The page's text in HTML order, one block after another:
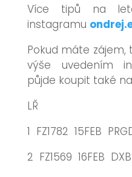
Více tipů na
instagramu
Pokud máte
výše uvedením
půjde koupit také
LŘ
1 FZ1782 15FEB
2 FZ1569 16FEB